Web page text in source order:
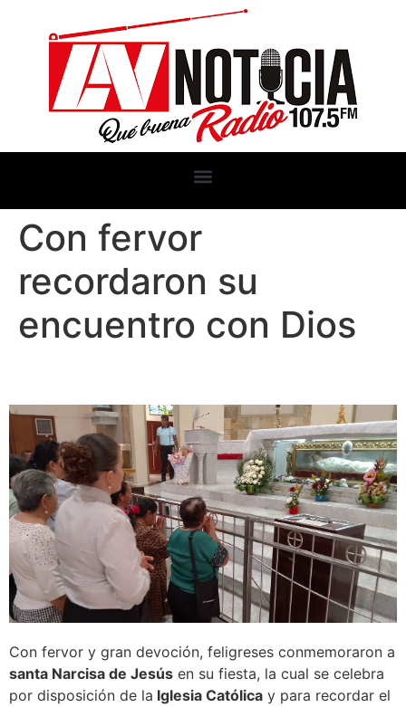
Con fervor
recordaron su
encuentro con Dios
Con fervor y gran devoción, feligreses conmemoraron a
santa Narcisa de Jesús en su fiesta, la cual se celebra
por disposición de la Iglesia Católica y para recordar el